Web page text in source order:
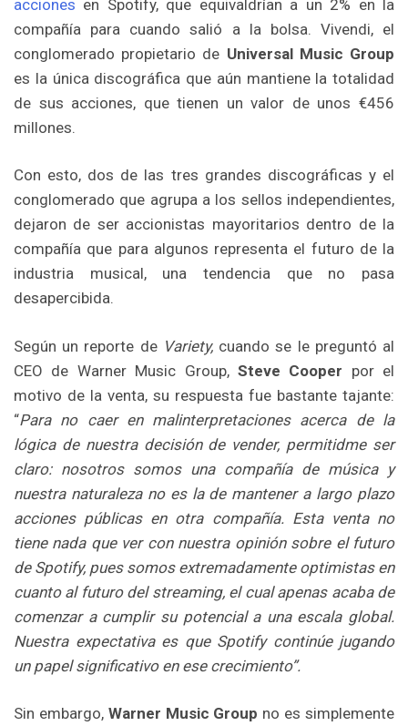
acciones en Spotify, que equivaldrían a un 2% en la
compañía para cuando salió a la bolsa. Vivendi, el
conglomerado propietario de Universal Music Group
es la única discográfica que aún mantiene la totalidad
de sus acciones, que tienen un valor de unos €456
millones.
Con esto, dos de las tres grandes discográficas y el
conglomerado que agrupa a los sellos independientes,
dejaron de ser accionistas mayoritarios dentro de la
compañía que para algunos representa el futuro de la
industria musical, una tendencia que no pasa
desapercibida.
Según un reporte de Variety,cuando se le preguntó al
CEO de Warner Music Group, Steve Cooper por el
motivo de la venta, su respuesta fue bastante tajante:
“Para no caer en malinterpretaciones acerca de la
lógica de nuestra decisión de vender, permitidme ser
claro: nosotros somos una compañía de música y
nuestra naturaleza no es la de mantener a largo plazo
acciones públicas en otra compañía. Esta venta no
tiene nada que ver con nuestra opinión sobre el futuro
de Spotify, pues somos extremadamente optimistas en
cuanto al futuro del streaming, el cual apenas acaba de
comenzar a cumplir su potencial a una escala global.
Nuestra expectativa es que Spotify continúe jugando
un papel significativo en ese crecimiento”.
Sin embargo, Warner Music Group no es simplemente